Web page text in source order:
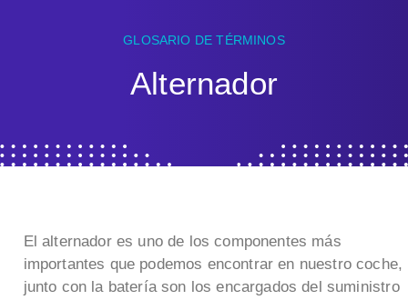
GLOSARIO DE TÉRMINOS
Alternador
El alternador es uno de los componentes más
importantes que podemos encontrar en nuestro coche,
junto con la batería son los encargados del suministro